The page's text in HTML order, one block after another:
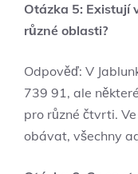
Otázka 5: Existují
různé oblasti?
Odpověď: V
739 91, ale
pro různé čtvrti.
obávat, všechny